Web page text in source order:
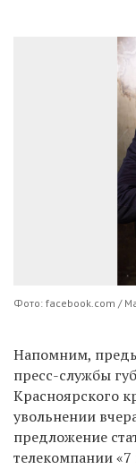
Фото: facebook.com /
Напомним,
пресс-службы
Красноярского
увольнении
предложение
телекомпании «7